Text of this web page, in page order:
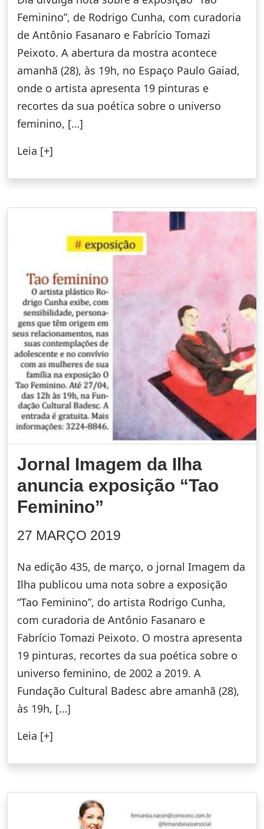
Feminino”, de Rodrigo Cunha, com curadoria
de Antônio Fasanaro e Fabrício Tomazi
Peixoto. A abertura da mostra acontece
amanhã (28), às 19h, no Espaço Paulo Gaiad,
onde o artista apresenta 19 pinturas e
recortes da sua poética sobre o universo
feminino, […]
Leia [+]
Jornal Imagem da Ilha
anuncia exposição “Tao
Feminino”
27 MARÇO 2019
Na edição 435, de março, o jornal Imagem da
Ilha publicou uma nota sobre a exposição
“Tao Feminino”, do artista Rodrigo Cunha,
com curadoria de Antônio Fasanaro e
Fabrício Tomazi Peixoto. O mostra apresenta
19 pinturas, recortes da sua poética sobre o
universo feminino, de 2002 a 2019. A
Fundação Cultural Badesc abre amanhã (28),
às 19h, […]
Leia [+]